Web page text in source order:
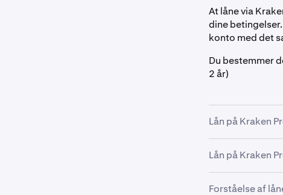
At låne via
dine
konto med det
Du bestemmer
2 år)
Lån på Kraken
1 På
Lån på Kraken
1 Tryk på
Forståelse af